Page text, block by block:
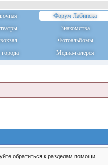
Форум Лабинска
Знакомства
Фотоальбомы
Медиа-галерея
обратиться к разделам помощи.